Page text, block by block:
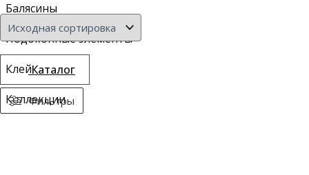
Каталог
Фильтры
Балясины
Подоконные элементы
Клей
Коллекции